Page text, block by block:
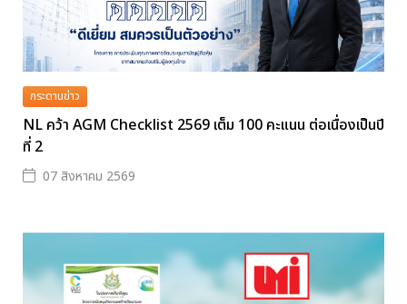
กระดานข่าว
NL คว้า AGM Checklist 2569 เต็ม 100 คะแนน ต่อเนื่องเป็นปี
ที่ 2
07 สิงหาคม 2569